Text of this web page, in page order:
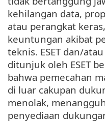
kehilangan data,
atau perangkat
keuntungan akibat
teknis. ESET dan/
ditunjuk oleh ESET
bahwa pemecahan
di luar cakupan
menolak,
penyediaan